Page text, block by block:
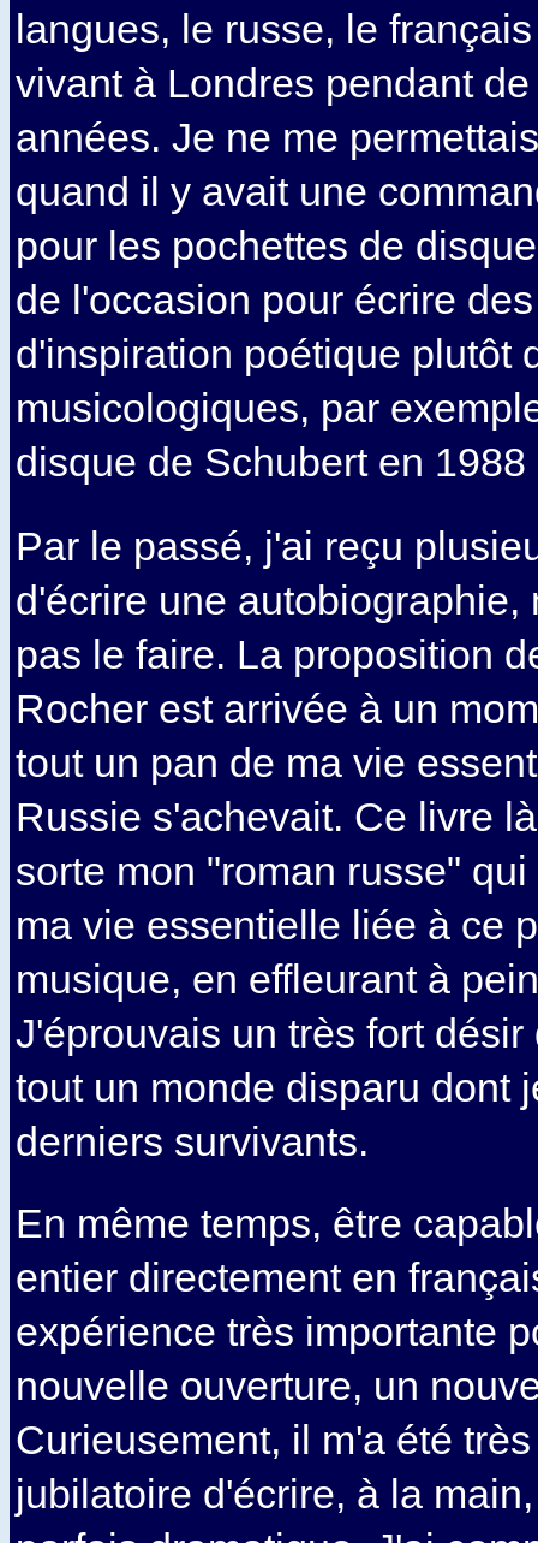
langues, le russe, le
vivant à Londres pendant
années. Je ne me
quand il y avait une
pour les pochettes de
de l'occasion pour écrire
d'inspiration poétique plutôt
musicologiques, par
disque de Schubert en 1988
Par le passé, j'ai reçu
d'écrire une autobiographie,
pas le faire. La proposition
Rocher est arrivée à un
tout un pan de ma vie
Russie s'achevait. Ce livre
sorte mon "roman russe"
ma vie essentielle liée à ce
musique, en effleurant à
J'éprouvais un très fort
tout un monde disparu dont
derniers survivants.
En même temps, être
entier directement en
expérience très importante
nouvelle ouverture, un
Curieusement, il m'a été
jubilatoire d'écrire, à la